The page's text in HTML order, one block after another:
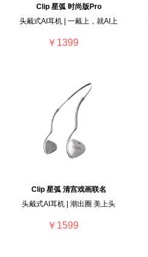
Clip 星弧 时尚版Pro
头戴式AI耳机 | 一戴上，就AI上
￥1399
Clip 星弧 清宫戏画联名
头戴式AI耳机 | 潮出圈 美上头
￥1599